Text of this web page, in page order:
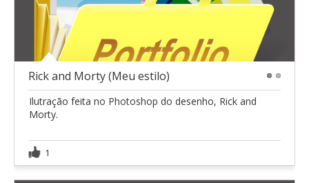
Rick and Morty (Meu estilo)
Ilutração feita no Photoshop do desenho, Rick and
Morty.
1